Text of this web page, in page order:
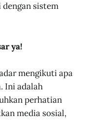
sistem
ya!
mengikuti apa
Ini adalah
perhatian
media sosial,